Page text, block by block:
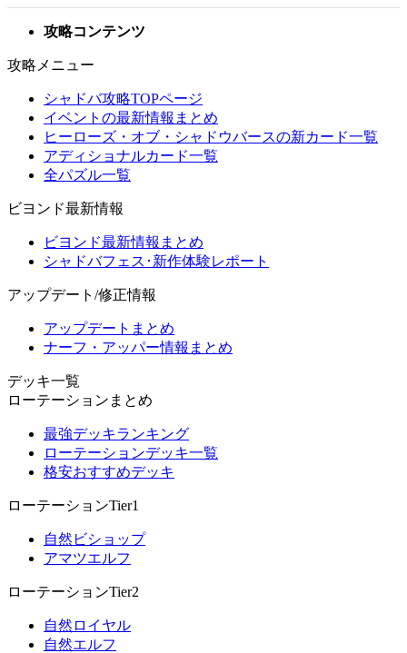
攻略コンテンツ
攻略メニュー
シャドバ攻略TOPページ
イベントの最新情報まとめ
ヒーローズ・オブ・シャドウバースの新カード一覧
アディショナルカード一覧
全パズル一覧
ビヨンド最新情報
ビヨンド最新情報まとめ
シャドバフェス･新作体験レポート
アップデート/修正情報
アップデートまとめ
ナーフ・アッパー情報まとめ
デッキ一覧
ローテーションまとめ
最強デッキランキング
ローテーションデッキ一覧
格安おすすめデッキ
ローテーションTier1
自然ビショップ
アマツエルフ
ローテーションTier2
自然ロイヤル
自然エルフ